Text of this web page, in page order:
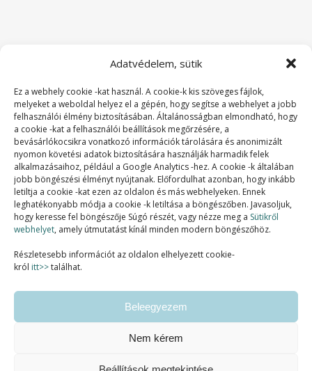
Adatvédelem, sütik
Ez a webhely cookie -kat használ. A cookie-k kis szöveges fájlok,
melyeket a weboldal helyez el a gépén, hogy segítse a webhelyet a jobb
felhasználói élmény biztosításában. Általánosságban elmondható, hogy
a cookie -kat a felhasználói beállítások megőrzésére, a
bevásárlókocsikra vonatkozó információk tárolására és anonimizált
nyomon követési adatok biztosítására használják harmadik felek
alkalmazásaihoz, például a Google Analytics -hez. A cookie -k általában
jobb böngészési élményt nyújtanak. Előfordulhat azonban, hogy inkább
letiltja a cookie -kat ezen az oldalon és más webhelyeken. Ennek
leghatékonyabb módja a cookie -k letiltása a böngészőben. Javasoljuk,
hogy keresse fel böngészője Súgó részét, vagy nézze meg a Sütikről
webhelyet, amely útmutatást kínál minden modern böngészőhöz.
Részletesebb információt az oldalon elhelyezett cookie-
król itt>>találhat.
Beleegyezem
Nem kérem
SZAKMAI TAGSÁGOK: